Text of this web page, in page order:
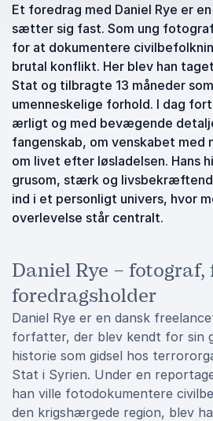
Et foredrag med Daniel Rye er
sætter sig fast. Som ung
for at dokumentere
brutal konflikt. Her blev han
Stat og tilbragte 13 måneder
umenneskelige forhold. I dag
ærligt og med bevægende
fangenskab, om venskabet med
om livet efter løsladelsen. Hans
grusom, stærk og
ind i et personligt univers, hvor
overlevelse står centralt.
Daniel Rye –
foredragsholder
Daniel Rye er en dansk
forfatter, der blev kendt for sin
historie som gidsel hos
Stat i Syrien. Under en
han ville fotodokumentere
den krigshærgede region, blev